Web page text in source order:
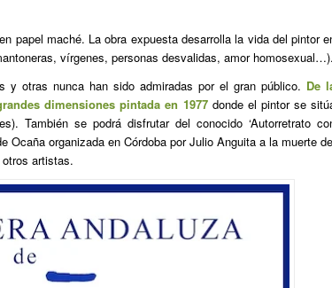
papel maché. La obra expuesta desarrolla la vida del pintor
vírgenes, personas desvalidas, amor homosexual…).
otras nunca han sido admiradas por el gran público. De
dimensiones pintada en 1977donde el pintor se
También se podrá disfrutar del conocido ‘Autorretrato
Ocaña organizada en Córdoba por Julio Anguita a la muerte
otros artistas.